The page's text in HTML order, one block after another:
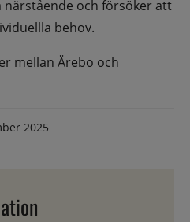
och försöker att
behov.
mellan Ärebo och
2025